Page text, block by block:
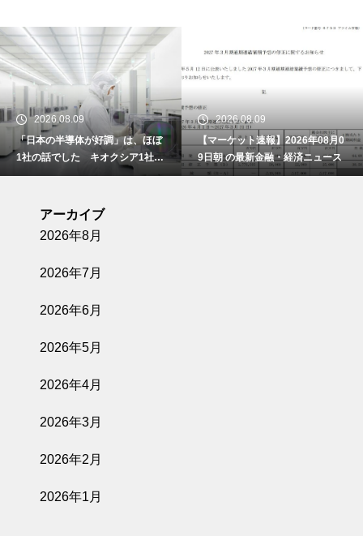
2026.08.09
「日本の半導体が好調」は、ほぼ
1社の話でした キオクシア1社の
3か月の利益が、他6社の1年分を
2026.08.09
【マーケット速報】2026年08月0
9日朝 の最新金融・経済ニュース
アーカイブ
2026年8月
2026年7月
2026年6月
2026年5月
2026年4月
2026年3月
2026年2月
2026年1月